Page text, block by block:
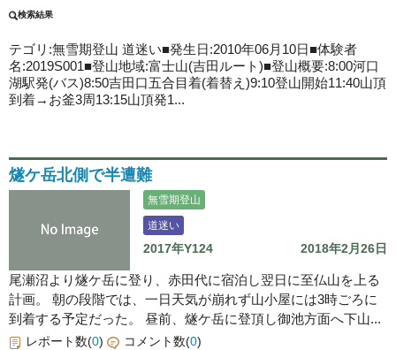
検索結果
テゴリ:無雪期登山 道迷い■発生日:2010年06月10日■体験者
名:2019S001■登山地域:富士山(吉田ルート)■登山概要:8:00河口
湖駅発(バス)8:50吉田口五合目着(着替え)9:10登山開始11:40山頂
到着→お釜3周13:15山頂発1...
燧ケ岳北側で半遭難
無雪期登山
道迷い
2017年Y124 2018年2月26日
尾瀬沼より燧ケ岳に登り、赤田代に宿泊し翌日に至仏山を上る
計画。 朝の段階では、一日天気が崩れず山小屋には3時ごろに
到着する予定だった。 昼前、燧ケ岳に登頂し御池方面へ下山...
レポート数(0) コメント数(0)